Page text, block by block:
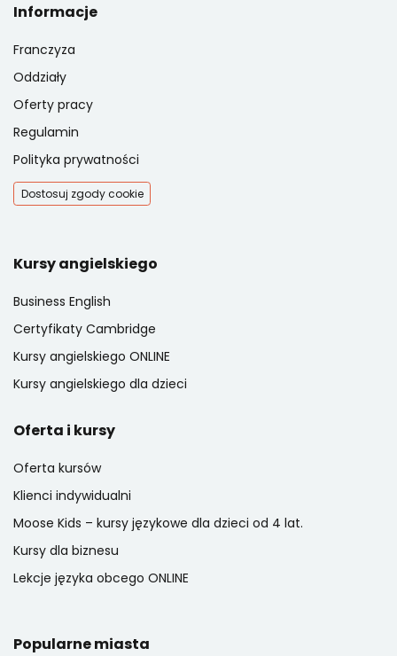
Informacje
Franczyza
Oddziały
Oferty pracy
Regulamin
Polityka prywatności
Dostosuj zgody cookie
Kursy angielskiego
Business English
Certyfikaty Cambridge
Kursy angielskiego ONLINE
Kursy angielskiego dla dzieci
Oferta i kursy
Oferta kursów
Klienci indywidualni
Moose Kids – kursy językowe dla dzieci od 4 lat.
Kursy dla biznesu
Lekcje języka obcego ONLINE
Popularne miasta